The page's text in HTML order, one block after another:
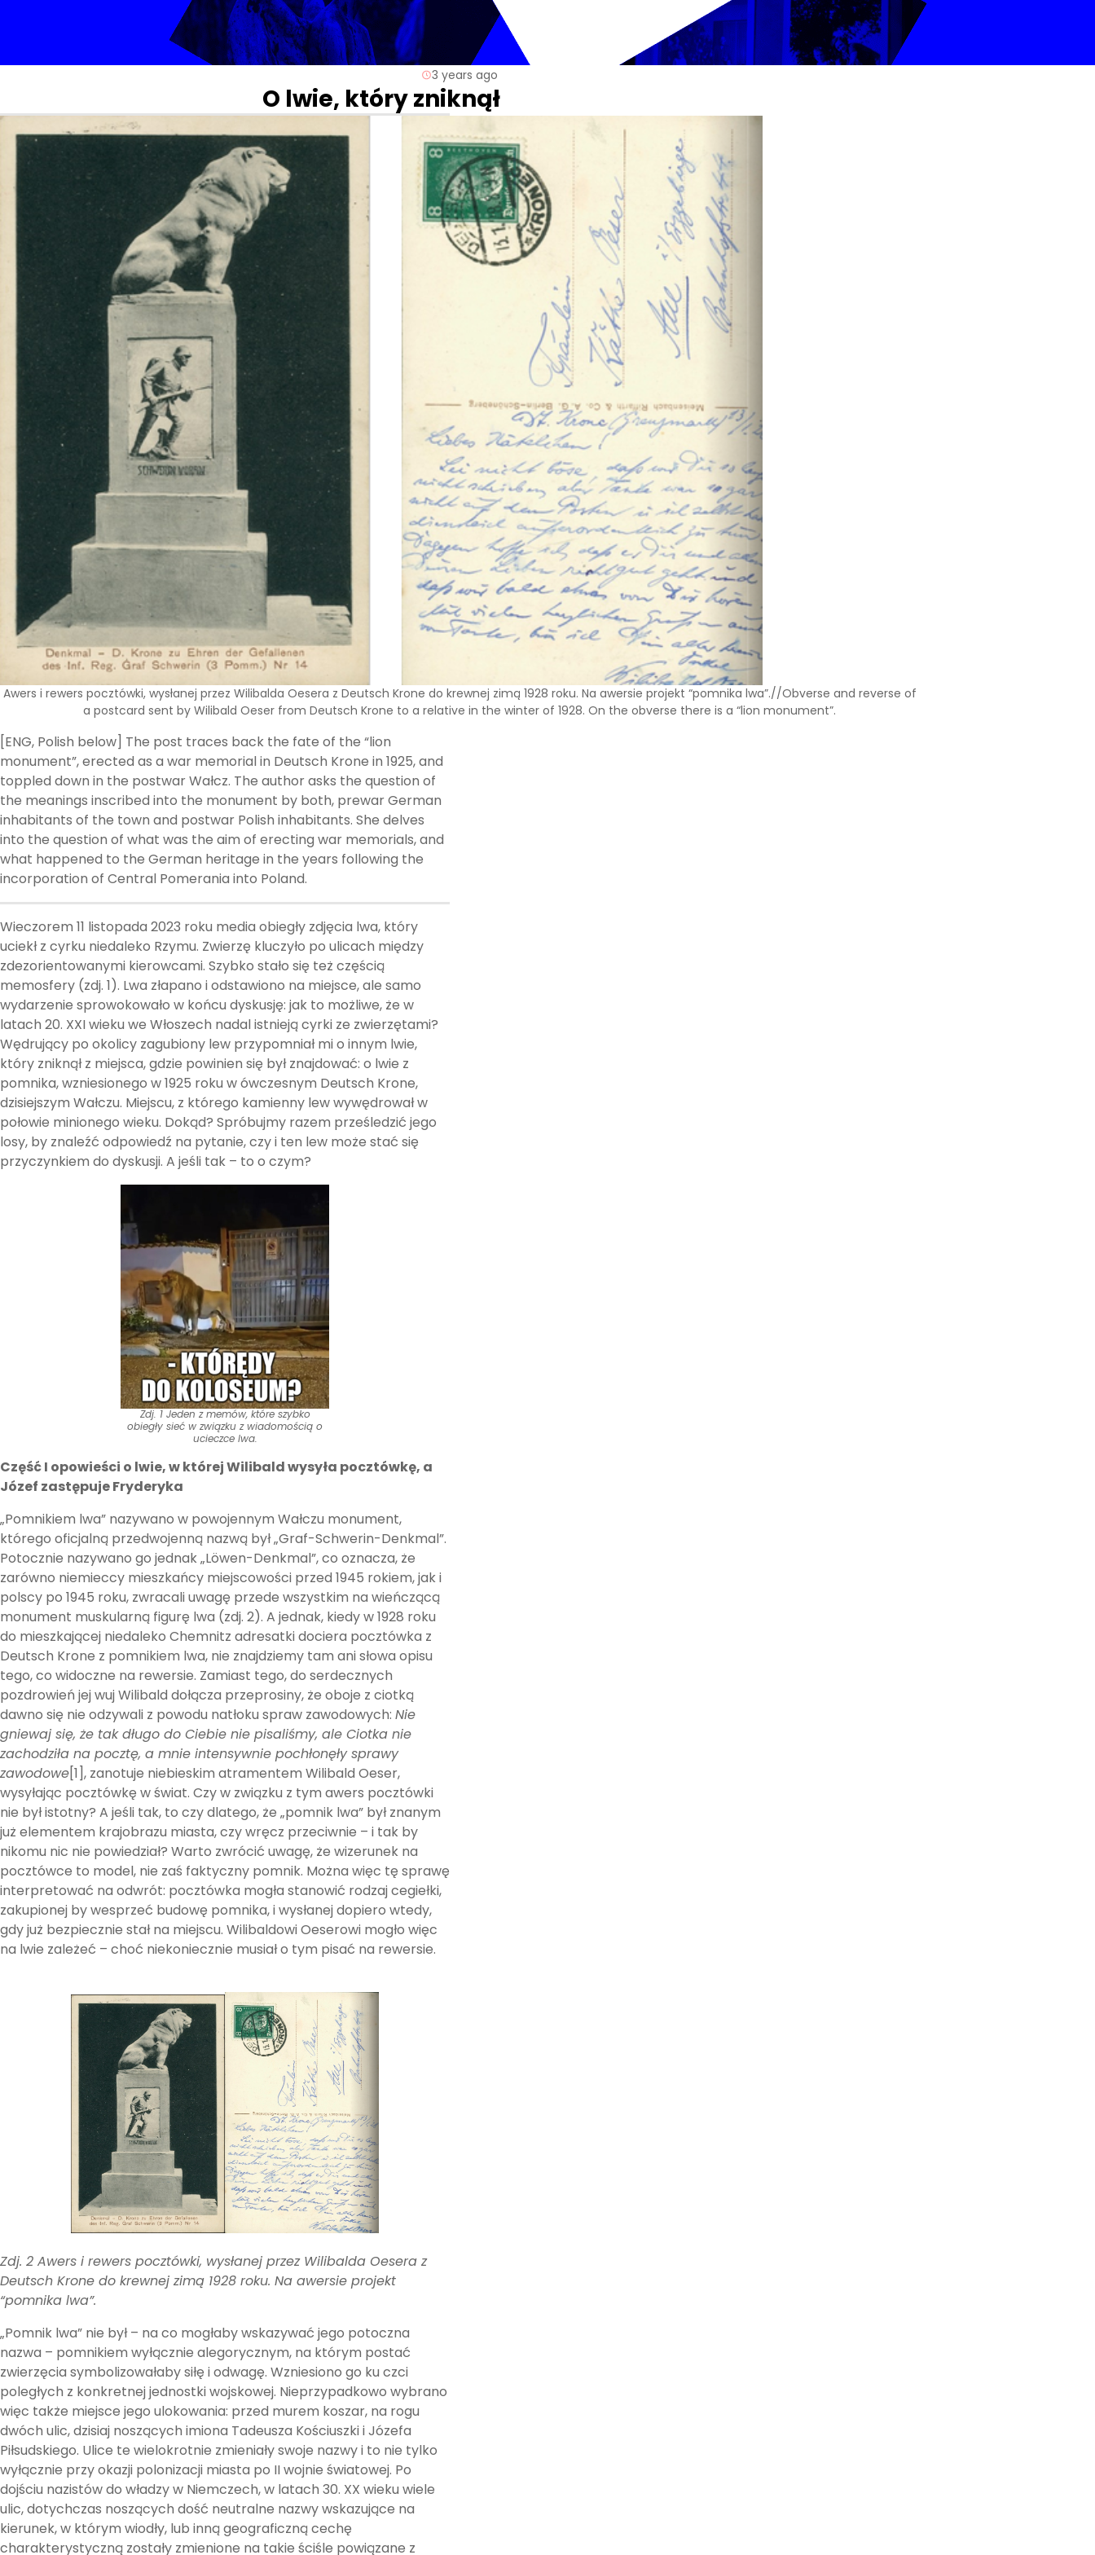
3 years ago
O lwie, który zniknął
Awers i rewers pocztówki, wysłanej przez Wilibalda Oesera z Deutsch Krone do krewnej zimą 1928 roku. Na awersie projekt “pomnika lwa”.//Obverse and reverse of
a postcard sent by Wilibald Oeser from Deutsch Krone to a relative in the winter of 1928. On the obverse there is a “lion monument”.
[ENG, Polish below] The post traces back the fate of the “lion
monument”, erected as a war memorial in Deutsch Krone in 1925, and
toppled down in the postwar Wałcz. The author asks the question of
the meanings inscribed into the monument by both, prewar German
inhabitants of the town and postwar Polish inhabitants. She delves
into the question of what was the aim of erecting war memorials, and
what happened to the German heritage in the years following the
incorporation of Central Pomerania into Poland.
Wieczorem 11 listopada 2023 roku media obiegły zdjęcia lwa, który
uciekł z cyrku niedaleko Rzymu. Zwierzę kluczyło po ulicach między
zdezorientowanymi kierowcami. Szybko stało się też częścią
memosfery (zdj. 1). Lwa złapano i odstawiono na miejsce, ale samo
wydarzenie sprowokowało w końcu dyskusję: jak to możliwe, że w
latach 20. XXI wieku we Włoszech nadal istnieją cyrki ze zwierzętami?
Wędrujący po okolicy zagubiony lew przypomniał mi o innym lwie,
który zniknął z miejsca, gdzie powinien się był znajdować: o lwie z
pomnika, wzniesionego w 1925 roku w ówczesnym Deutsch Krone,
dzisiejszym Wałczu. Miejscu, z którego kamienny lew wywędrował w
połowie minionego wieku. Dokąd? Spróbujmy razem prześledzić jego
losy, by znaleźć odpowiedź na pytanie, czy i ten lew może stać się
przyczynkiem do dyskusji. A jeśli tak – to o czym?
Zdj. 1 Jeden z memów, które szybko
obiegły sieć w związku z wiadomością o
ucieczce lwa.
Część I opowieści o lwie, w której Wilibald wysyła pocztówkę, a
Józef zastępuje Fryderyka
„Pomnikiem lwa” nazywano w powojennym Wałczu monument,
którego oficjalną przedwojenną nazwą był „Graf-Schwerin-Denkmal”.
Potocznie nazywano go jednak „Löwen-Denkmal”, co oznacza, że
zarówno niemieccy mieszkańcy miejscowości przed 1945 rokiem, jak i
polscy po 1945 roku, zwracali uwagę przede wszystkim na wieńczącą
monument muskularną figurę lwa (zdj. 2). A jednak, kiedy w 1928 roku
do mieszkającej niedaleko Chemnitz adresatki dociera pocztówka z
Deutsch Krone z pomnikiem lwa, nie znajdziemy tam ani słowa opisu
tego, co widoczne na rewersie. Zamiast tego, do serdecznych
pozdrowień jej wuj Wilibald dołącza przeprosiny, że oboje z ciotką
dawno się nie odzywali z powodu natłoku spraw zawodowych: Nie
gniewaj się, że tak długo do Ciebie nie pisaliśmy, ale Ciotka nie
zachodziła na pocztę, a mnie intensywnie pochłonęły sprawy
zawodowe[1], zanotuje niebieskim atramentem Wilibald Oeser,
wysyłając pocztówkę w świat. Czy w związku z tym awers pocztówki
nie był istotny? A jeśli tak, to czy dlatego, że „pomnik lwa” był znanym
już elementem krajobrazu miasta, czy wręcz przeciwnie – i tak by
nikomu nic nie powiedział? Warto zwrócić uwagę, że wizerunek na
pocztówce to model, nie zaś faktyczny pomnik. Można więc tę sprawę
interpretować na odwrót: pocztówka mogła stanowić rodzaj cegiełki,
zakupionej by wesprzeć budowę pomnika, i wysłanej dopiero wtedy,
gdy już bezpiecznie stał na miejscu. Wilibaldowi Oeserowi mogło więc
na lwie zależeć – choć niekoniecznie musiał o tym pisać na rewersie.
Zdj. 2 Awers i rewers pocztówki, wysłanej przez Wilibalda Oesera z
Deutsch Krone do krewnej zimą 1928 roku. Na awersie projekt
“pomnika lwa”.
„Pomnik lwa” nie był – na co mogłaby wskazywać jego potoczna
nazwa – pomnikiem wyłącznie alegorycznym, na którym postać
zwierzęcia symbolizowałaby siłę i odwagę. Wzniesiono go ku czci
poległych z konkretnej jednostki wojskowej. Nieprzypadkowo wybrano
więc także miejsce jego ulokowania: przed murem koszar, na rogu
dwóch ulic, dzisiaj noszących imiona Tadeusza Kościuszki i Józefa
Piłsudskiego. Ulice te wielokrotnie zmieniały swoje nazwy i to nie tylko
wyłącznie przy okazji polonizacji miasta po II wojnie światowej. Po
dojściu nazistów do władzy w Niemczech, w latach 30. XX wieku wiele
ulic, dotychczas noszących dość neutralne nazwy wskazujące na
kierunek, w którym wiodły, lub inną geograficzną cechę
charakterystyczną zostały zmienione na takie ściśle powiązane z